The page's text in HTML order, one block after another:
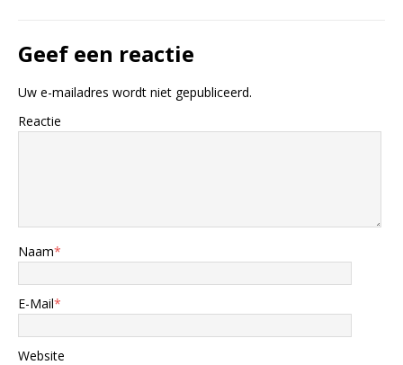
Geef een reactie
Uw e-mailadres wordt niet gepubliceerd.
Reactie
Naam*
E-Mail*
Website